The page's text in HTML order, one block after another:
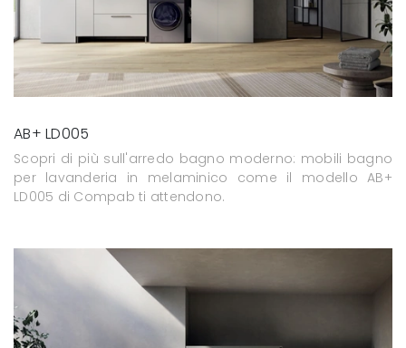
AB+ LD005
Scopri di più sull'arredo bagno moderno: mobili bagno
per lavanderia in melaminico come il modello AB+
LD005 di Compab ti attendono.